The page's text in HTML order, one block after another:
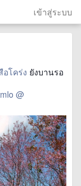
เข้าสู่ระบบ
โคร่ง ยังบานรอ
@